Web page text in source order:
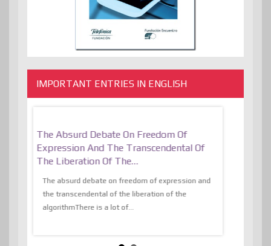
IMPORTANT ENTRIES IN ENGLISH
The Absurd Debate On Freedom Of
Expression And The Transcendental Of
The Liberation Of The…
The absurd debate on freedom of expression and
the transcendental of the liberation of the
algorithmThere is a lot of...